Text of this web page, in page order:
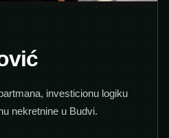
investicionu logiku
nekretnine u Budvi.